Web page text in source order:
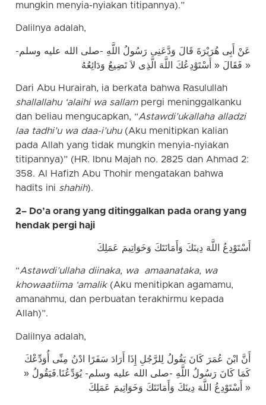
mungkin menyia-nyiakan titipannya).”
Dalilnya adalah,
عَنْ أَبِى هُرَيْرَةَ قَالَ وَدَّعَنِى رَسُولُ اللَّهِ -صلى الله عليه وسلم-
فَقَالَ « أَسْتَوْدِعُكَ اللَّهَ الَّذِى لاَ تَضِيعُ وَدَائِعُهُ »
Dari Abu Hurairah, ia berkata bahwa Rasulullah
shallallahu ‘alaihi wa sallampergi meninggalkanku
dan beliau mengucapkan, “Astawdi’ukallaha alladzi
laa tadhi’u wa daa-i’uhu(Aku menitipkan kalian
pada Allah yang tidak mungkin menyia-nyiakan
titipannya)” (HR. Ibnu Majah no. 2825 dan Ahmad 2:
358. Al Hafizh Abu Thohir mengatakan bahwa
hadits ini shahih).
2– Do’a orang yang ditinggalkan pada orang yang
hendak pergi haji
أَسْتَوْدِعُ اللَّهَ دِينَكَ وَأَمَانَتَكَ وَخَوَاتِيمَ عَمَلِكَ
“Astawdi’ullaha diinaka, wa amaanataka, wa
khowaatiima ‘amalik(Aku menitipkan agamamu,
amanahmu, dan perbuatan terakhirmu kepada
Allah)”.
Dalilnya adalah,
أَنَّ ابْنَ عُمَرَ كَانَ يَقُولُ لِلرَّجُلِ إِذَا أَرَادَ سَفَرًا ادْنُ مِنِّى أُوَدِّعْكَ
كَمَا كَانَ رَسُولُ اللَّهِ -صلى الله عليه وسلم- يُوَدِّعُنَا.فَيَقُولُ «
أَسْتَوْدِعُ اللَّهَ دِينَكَ وَأَمَانَتَكَ وَخَوَاتِيمَ عَمَلِكَ »